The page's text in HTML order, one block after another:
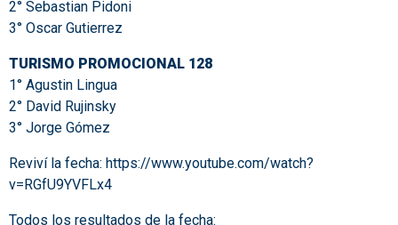
2° Sebastian Pidoni
3° Oscar Gutierrez
TURISMO PROMOCIONAL 128
1° Agustin Lingua
2° David Rujinsky
3° Jorge Gómez
Reviví la fecha: https://www.youtube.com/watch?
v=RGfU9YVFLx4
Todos los resultados de la fecha: